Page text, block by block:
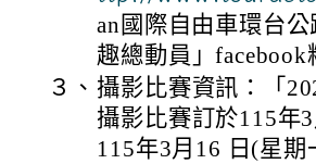
an國際自由車環台
趣總動員」facebook
３、 攝影比賽資訊：「
攝影比賽訂於115年
115年3月16 日(星